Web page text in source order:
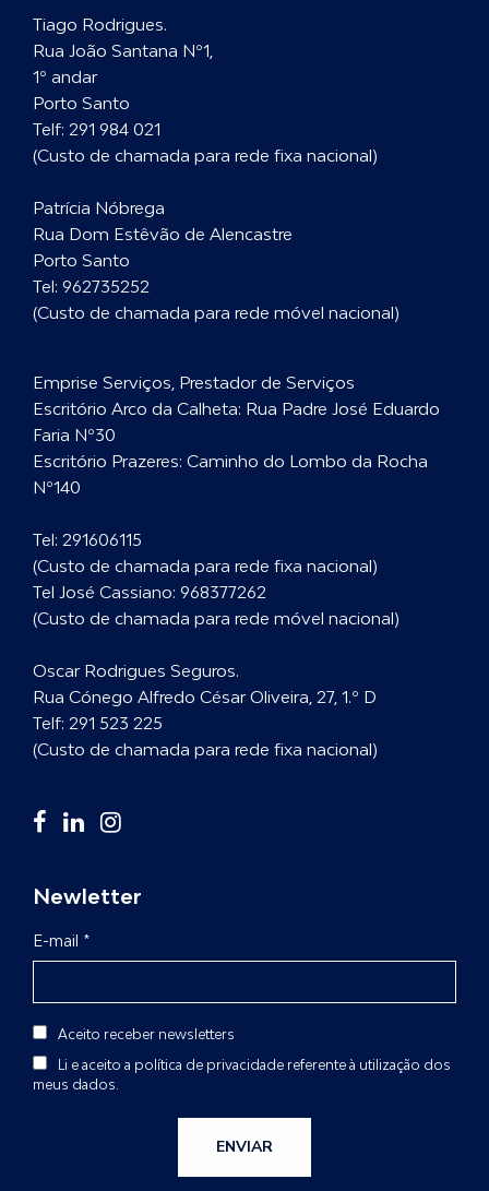
Tiago Rodrigues.
Rua João Santana Nº1,
1º andar
Porto Santo
Telf: 291 984 021
(Custo de chamada para rede fixa nacional)
Patrícia Nóbrega
Rua Dom Estêvão de Alencastre
Porto Santo
Tel: 962735252
(Custo de chamada para rede móvel nacional)
Emprise Serviços, Prestador de Serviços
Escritório Arco da Calheta: Rua Padre José Eduardo
Faria Nº30
Escritório Prazeres: Caminho do Lombo da Rocha
Nº140
Tel: 291606115
(Custo de chamada para rede fixa nacional)
Tel José Cassiano: 968377262
(Custo de chamada para rede móvel nacional)
Oscar Rodrigues Seguros.
Rua Cónego Alfredo César Oliveira, 27, 1.º D
Telf: 291 523 225
(Custo de chamada para rede fixa nacional)
Newletter
E-mail *
Aceito receber newsletters
Li e aceito a política de privacidade referente à utilização dos
meus dados.
ENVIAR